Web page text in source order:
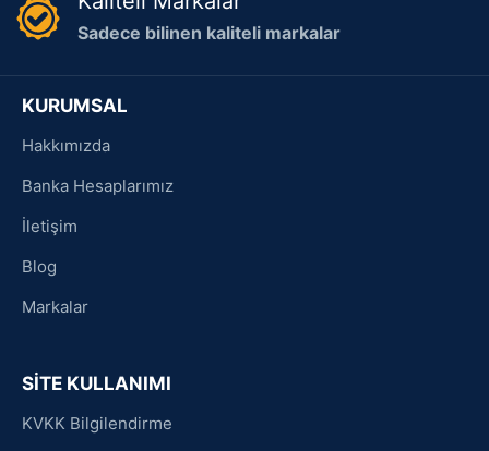
Sadece bilinen kaliteli markalar
KURUMSAL
Hakkımızda
Banka Hesaplarımız
İletişim
Blog
Markalar
SİTE KULLANIMI
KVKK Bilgilendirme